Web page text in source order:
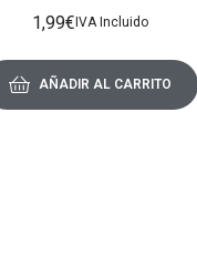
1,99€ IVA Incluido
AÑADIR AL CARRITO